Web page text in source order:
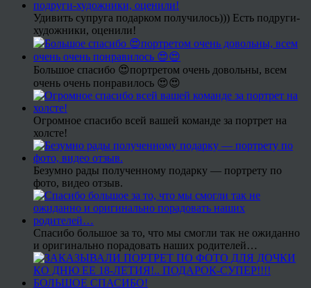
Удивить супруга подарком получилось))) Есть подруги-
художники, оценили!
Большое спасибо 😍портретом очень довольны, всем
очень очень понравилось 😍😍
Огромное спасибо всей вашей команде за портрет на
холсте!
Безумно рады полученному подарку — портрету по
фото, видео отзыв.
Спасибо большое за то, что мы смогли так не ожиданно
и оригинально порадовать наших родителей…